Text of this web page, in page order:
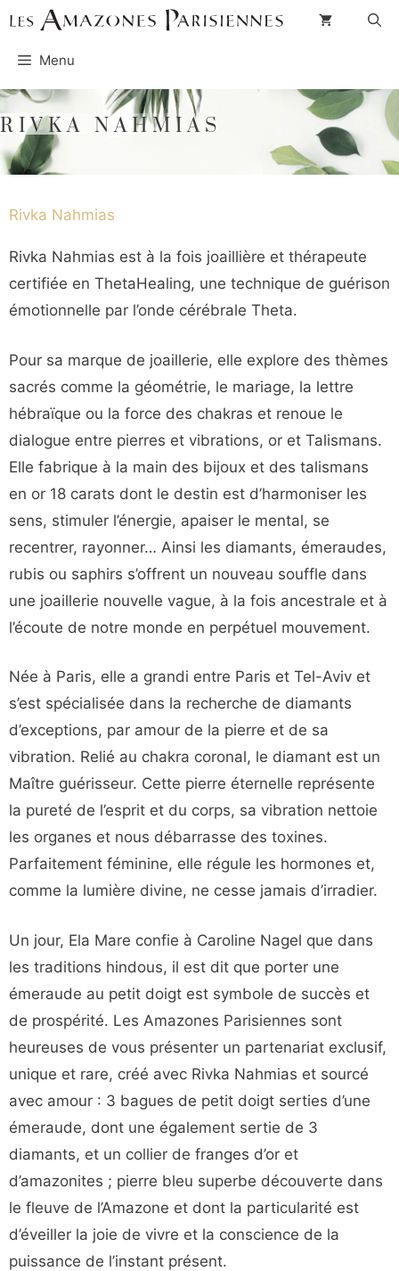
Aller
contenuMenu
RIVKA NAHMIAS
Rivka Nahmias
Rivka Nahmias est à la fois joaillière et thérapeute
certifiée en ThetaHealing, une technique de guérison
émotionnelle par l’onde cérébrale Theta.
Pour sa marque de joaillerie, elle explore des thèmes
sacrés comme la géométrie, le mariage, la lettre
hébraïque ou la force des chakras et renoue le
dialogue entre pierres et vibrations, or et Talismans.
Elle fabrique à la main des bijoux et des talismans
en or 18 carats dont le destin est d’harmoniser les
sens, stimuler l’énergie, apaiser le mental, se
recentrer, rayonner… Ainsi les diamants, émeraudes,
rubis ou saphirs s’offrent un nouveau souffle dans
une joaillerie nouvelle vague, à la fois ancestrale et à
l’écoute de notre monde en perpétuel mouvement.
Née à Paris, elle a grandi entre Paris et Tel-Aviv et
s’est spécialisée dans la recherche de diamants
d’exceptions, par amour de la pierre et de sa
vibration. Relié au chakra coronal, le diamant est un
Maître guérisseur. Cette pierre éternelle représente
la pureté de l’esprit et du corps, sa vibration nettoie
les organes et nous débarrasse des toxines.
Parfaitement féminine, elle régule les hormones et,
comme la lumière divine, ne cesse jamais d’irradier.
Un jour, Ela Mare confie à Caroline Nagel que dans
les traditions hindous, il est dit que porter une
émeraude au petit doigt est symbole de succès et
de prospérité. Les Amazones Parisiennes sont
heureuses de vous présenter un partenariat exclusif,
unique et rare, créé avec Rivka Nahmias et sourcé
avec amour : 3 bagues de petit doigt serties d’une
émeraude, dont une également sertie de 3
diamants, et un collier de franges d’or et
d’amazonites ; pierre bleu superbe découverte dans
le fleuve de l’Amazone et dont la particularité est
d’éveiller la joie de vivre et la conscience de la
puissance de l’instant présent.